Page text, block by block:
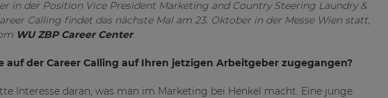
in der Position Vice President Marketing and Country Steering Laundry &
Calling findet das nächste Mal am 23. Oktober in der Messe Wien statt,
WU ZBP Career Center.
auf der Career Calling auf Ihren jetzigen Arbeitgeber zugegangen?
Interesse daran, was man im Marketing bei Henkel macht. Eine junge